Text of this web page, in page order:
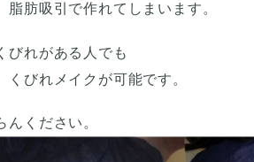
脂肪吸引で作れてしまいます。
びれがある人でも
くびれメイクが可能です。
んください。